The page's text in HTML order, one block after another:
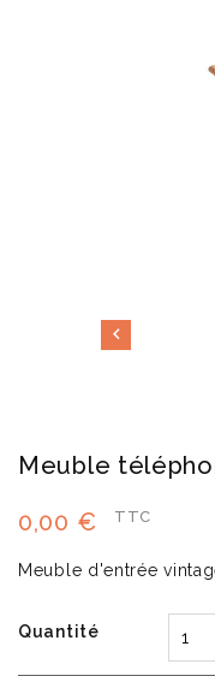

Meuble
0,00 €
TTC
Meuble d'entrée
Quantité